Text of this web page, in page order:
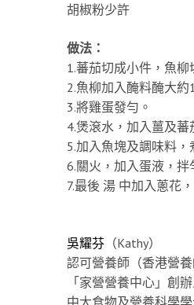
胡椒粉少許
做法：
1.蕃茄切成小件，魚柳
2.魚柳加入醃料醃大約
3.將雞蛋發勻。
4.煲滾水，加入薑及蕃
5.加入魚塊及調味料，
6.關火，加入蛋液，拌
7.最後 湯 中加入蔥花
吳耀芬（Kathy）
認可營養師（香港營養
「家營營養中心」創
中大食物及營養科學